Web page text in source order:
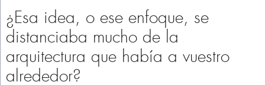
¿Esa idea, o ese enfoque, se
distanciaba mucho de la
arquitectura que había a vuestro
alrededor?